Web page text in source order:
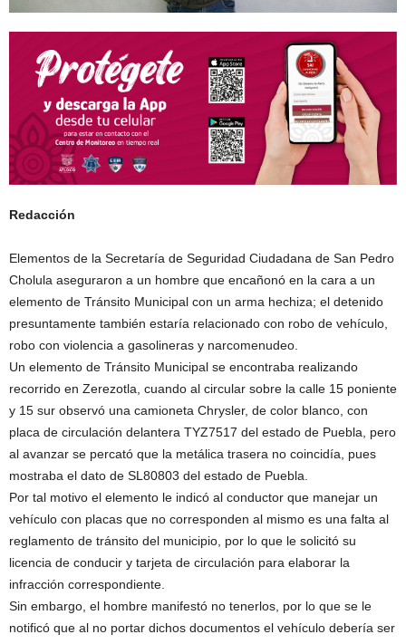
Redacción
Elementos de la Secretaría de Seguridad Ciudadana de San Pedro
Cholula aseguraron a un hombre que encañonó en la cara a un
elemento de Tránsito Municipal con un arma hechiza; el detenido
presuntamente también estaría relacionado con robo de vehículo,
robo con violencia a gasolineras y narcomenudeo.
Un elemento de Tránsito Municipal se encontraba realizando
recorrido en Zerezotla, cuando al circular sobre la calle 15 poniente
y 15 sur observó una camioneta Chrysler, de color blanco, con
placa de circulación delantera TYZ7517 del estado de Puebla, pero
al avanzar se percató que la metálica trasera no coincidía, pues
mostraba el dato de SL80803 del estado de Puebla.
Por tal motivo el elemento le indicó al conductor que manejar un
vehículo con placas que no corresponden al mismo es una falta al
reglamento de tránsito del municipio, por lo que le solicitó su
licencia de conducir y tarjeta de circulación para elaborar la
infracción correspondiente.
Sin embargo, el hombre manifestó no tenerlos, por lo que se le
notificó que al no portar dichos documentos el vehículo debería ser